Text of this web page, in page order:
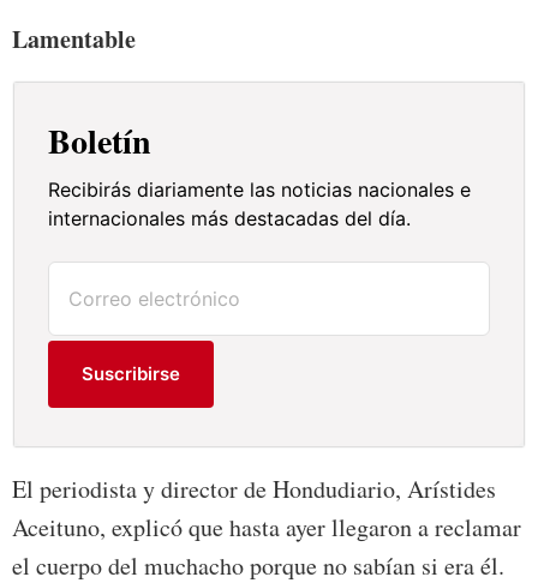
Lamentable
Boletín
Recibirás diariamente las noticias nacionales e
internacionales más destacadas del día.
Suscribirse
El periodista y director de Hondudiario, Arístides
Aceituno, explicó que hasta ayer llegaron a reclamar
el cuerpo del muchacho porque no sabían si era él.